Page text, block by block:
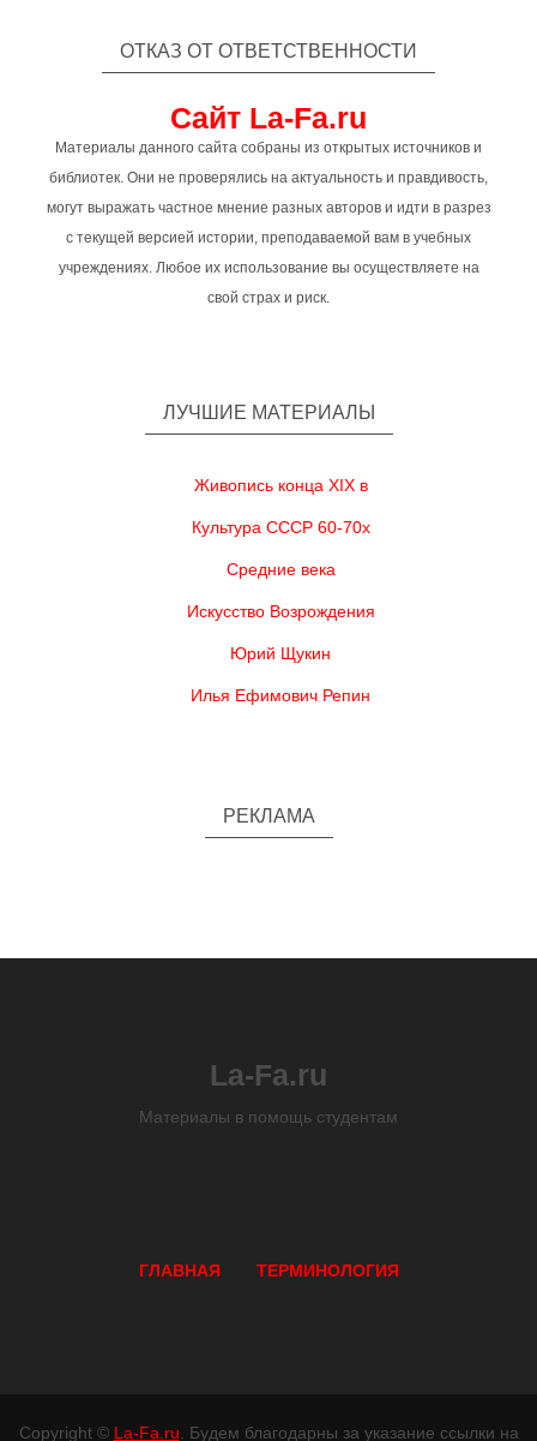
ОТКАЗ ОТ ОТВЕТСТВЕННОСТИ
Сайт La-Fa.ru
Материалы данного сайта собраны из открытых источников и
библиотек. Они не проверялись на актуальность и правдивость,
могут выражать частное мнение разных авторов и идти в разрез
с текущей версией истории, преподаваемой вам в учебных
учреждениях. Любое их использование вы осуществляете на
свой страх и риск.
ЛУЧШИЕ МАТЕРИАЛЫ
Живопись конца XIX в
Культура СССР 60-70х
Средние века
Искусство Возрождения
Юрий Щукин
Илья Ефимович Репин
РЕКЛАМА
La-Fa.ru
Материалы в помощь студентам
ГЛАВНАЯ ТЕРМИНОЛОГИЯ
Copyright © La-Fa.ru. Будем благодарны за указание ссылки на